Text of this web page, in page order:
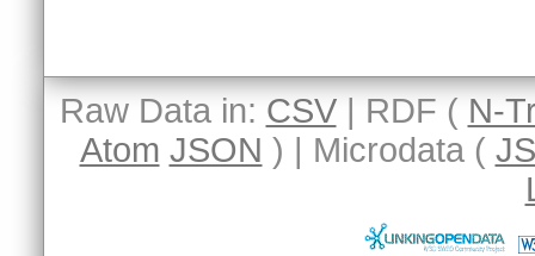
Raw Data in: CSV| RDF ( N-
Atom JSON ) | Microdata (